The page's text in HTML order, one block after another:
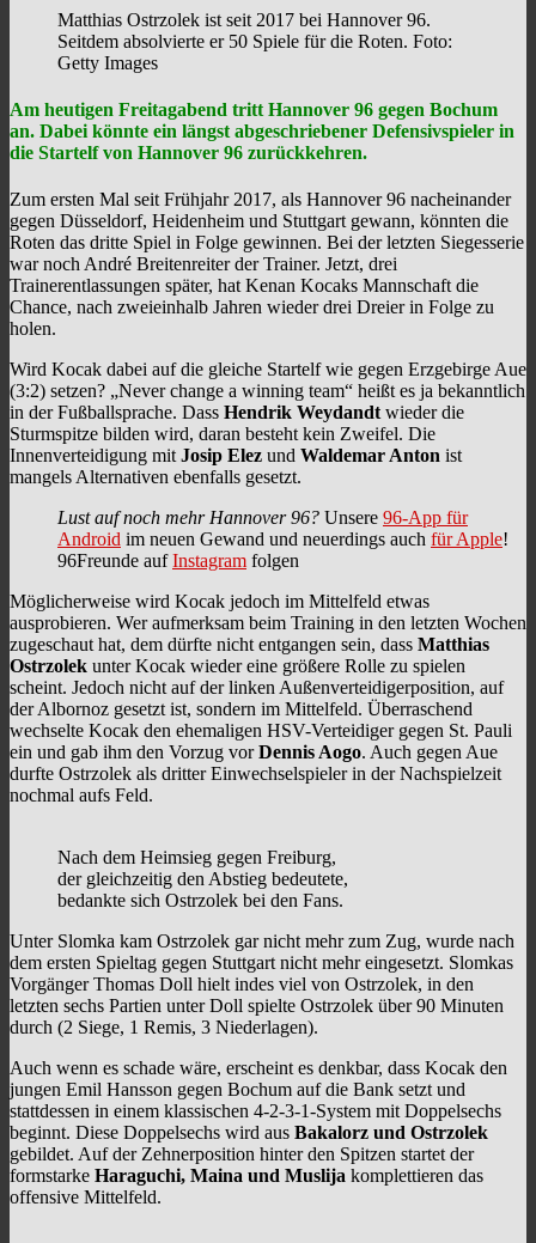
Matthias Ostrzolek ist seit 2017 bei Hannover 96.
Seitdem absolvierte er 50 Spiele für die Roten. Foto:
Getty Images
Am heutigen Freitagabend tritt Hannover 96 gegen Bochum
an. Dabei könnte ein längst abgeschriebener Defensivspieler in
die Startelf von Hannover 96 zurückkehren.
Zum ersten Mal seit Frühjahr 2017, als Hannover 96 nacheinander
gegen Düsseldorf, Heidenheim und Stuttgart gewann, könnten die
Roten das dritte Spiel in Folge gewinnen. Bei der letzten Siegesserie
war noch André Breitenreiter der Trainer. Jetzt, drei
Trainerentlassungen später, hat Kenan Kocaks Mannschaft die
Chance, nach zweieinhalb Jahren wieder drei Dreier in Folge zu
holen.
Wird Kocak dabei auf die gleiche Startelf wie gegen Erzgebirge Aue
(3:2) setzen? „Never change a winning team“ heißt es ja bekanntlich
in der Fußballsprache. Dass Hendrik Weydandt wieder die
Sturmspitze bilden wird, daran besteht kein Zweifel. Die
Innenverteidigung mit Josip Elez und Waldemar Anton ist
mangels Alternativen ebenfalls gesetzt.
Lust auf noch mehr Hannover 96? Unsere 96-App für
Android im neuen Gewand und neuerdings auch für Apple!
96Freunde aufInstagram folgen
Möglicherweise wird Kocak jedoch im Mittelfeld etwas
ausprobieren. Wer aufmerksam beim Training in den letzten Wochen
zugeschaut hat, dem dürfte nicht entgangen sein, dass Matthias
Ostrzolek unter Kocak wieder eine größere Rolle zu spielen
scheint. Jedoch nicht auf der linken Außenverteidigerposition, auf
der Albornoz gesetzt ist, sondern im Mittelfeld. Überraschend
wechselte Kocak den ehemaligen HSV-Verteidiger gegen St. Pauli
ein und gab ihm den Vorzug vorDennis Aogo. Auch gegen Aue
durfte Ostrzolek als dritter Einwechselspieler in der Nachspielzeit
nochmal aufs Feld.
Nach dem Heimsieg gegen Freiburg,
der gleichzeitig den Abstieg bedeutete,
bedankte sich Ostrzolek bei den Fans.
Unter Slomka kam Ostrzolek gar nicht mehr zum Zug, wurde nach
dem ersten Spieltag gegen Stuttgart nicht mehr eingesetzt. Slomkas
Vorgänger Thomas Doll hielt indes viel von Ostrzolek, in den
letzten sechs Partien unter Doll spielte Ostrzolek über 90 Minuten
durch (2 Siege, 1 Remis, 3 Niederlagen).
Auch wenn es schade wäre, erscheint es denkbar, dass Kocak den
jungen Emil Hansson gegen Bochum auf die Bank setzt und
stattdessen in einem klassischen 4-2-3-1-System mit Doppelsechs
beginnt. Diese Doppelsechs wird aus Bakalorz und Ostrzolek
gebildet. Auf der Zehnerposition hinter den Spitzen startet der
formstarke Haraguchi, Maina und Muslija komplettieren das
offensive Mittelfeld.